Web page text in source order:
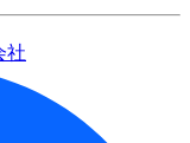
社